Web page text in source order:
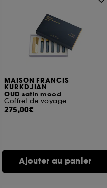
MAISON FRANCIS
KURKDJIAN
OUD satin mood
Coffret de voyage
275,00€
Ajouter au panier